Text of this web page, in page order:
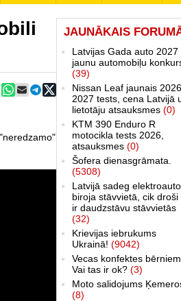
JAUNĀKAIS
Latvijas Gada auto 2027
jaunu automobiļu
(39)
Nissan Leaf jaunais
2027 tests, cena Latvijā
lietotāju atsauksmes (0)
KTM 390 Enduro R
motocikla tests 2026,
atsauksmes (0)
Šofera dienasgrāmata.
(5308)
Latvijā sadeg elektroauto
biroja stāvvietā, cik droši
ir daudzstāvu stāvvietās
(32)
Krievijas iebrukums
Ukrainā! (9042)
Vecas konfektes
Vai tas ir ok? (3)
Moto salidojums
(8)